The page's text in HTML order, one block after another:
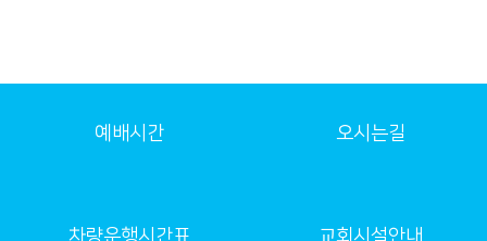
예배시간 오시는길
차량운행시간표 교회시설안내